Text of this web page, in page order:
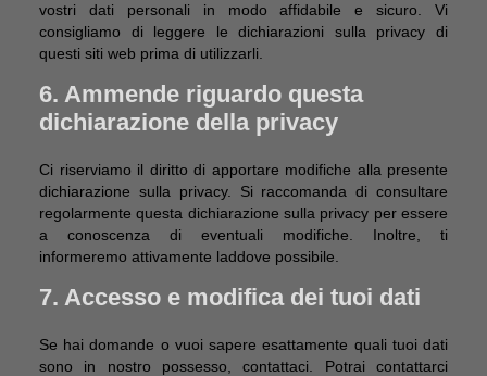
vostri dati personali in modo affidabile e sicuro. Vi
consigliamo di leggere le dichiarazioni sulla privacy di
questi siti web prima di utilizzarli.
6. Ammende riguardo questa
dichiarazione della privacy
Ci riserviamo il diritto di apportare modifiche alla presente
dichiarazione sulla privacy. Si raccomanda di consultare
regolarmente questa dichiarazione sulla privacy per essere
a conoscenza di eventuali modifiche. Inoltre, ti
informeremo attivamente laddove possibile.
7. Accesso e modifica dei tuoi dati
Se hai domande o vuoi sapere esattamente quali tuoi dati
sono in nostro possesso, contattaci. Potrai contattarci